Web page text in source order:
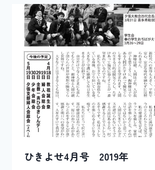
ひきよせ4月号 2019年